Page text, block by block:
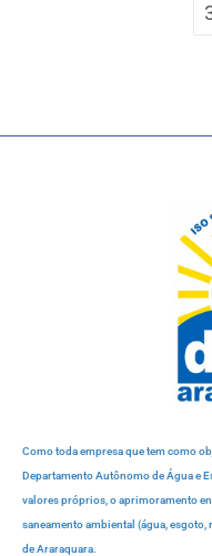
Como toda empresa que tem como
Departamento Autônomo de Água e
valores próprios, o aprimoramento
saneamento ambiental (água,
de Araraquara.